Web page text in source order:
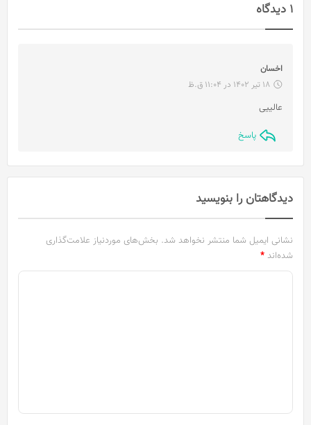
1 دیدگاه
اخسان
ف 18 تیر 1402 در 11:04 ق.ظ
عالییی
پاسخ
دیدگاهتان را بنویسید
نشانی ایمیل شما منتشر نخواهد شد. بخش‌های موردنیاز علامت‌گذاری
شده‌اند *